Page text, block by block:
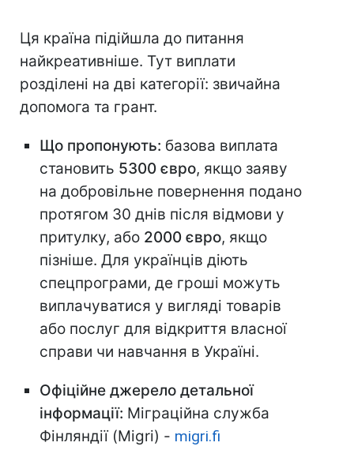
Ця країна підійшла до питання
найкреативніше. Тут виплати
розділені на дві категорії: звичайна
допомога та грант.
Що пропонують: базова виплата
становить 5300 євро, якщо заяву
на добровільне повернення подано
протягом 30 днів після відмови у
притулку, або 2000 євро, якщо
пізніше. Для українців діють
спецпрограми, де гроші можуть
виплачуватися у вигляді товарів
або послуг для відкриття власної
справи чи навчання в Україні.
Офіційне джерело детальної
інформації: Міграційна служба
Фінляндії (Migri) - migri.fi